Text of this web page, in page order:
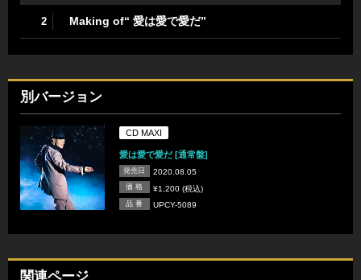
2 Making of“ 愛は愛で愛だ”
別バージョン
CD MAXI
愛は愛で愛だ [通常盤]
発売日 2020.08.05
価 格 ¥1,200 (税込)
品 番 UPCY-5089
関連ページ